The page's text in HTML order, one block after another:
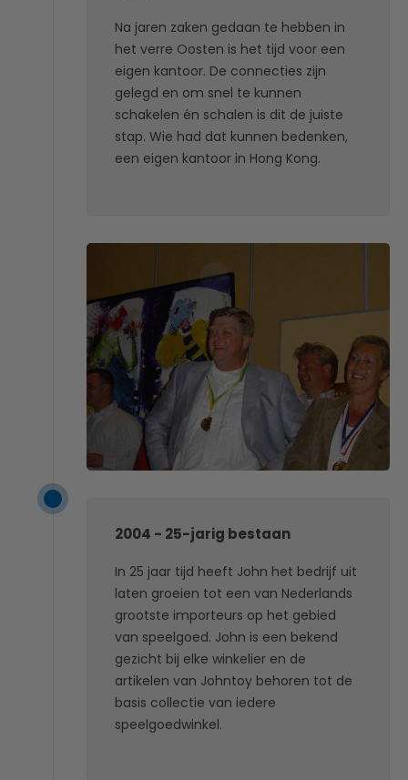
Na jaren zaken gedaan te hebben in
het verre Oosten is het tijd voor een
eigen kantoor. De connecties zijn
gelegd en om snel te kunnen
schakelen én schalen is dit de juiste
stap. Wie had dat kunnen bedenken,
een eigen kantoor in Hong Kong.
2004 - 25-jarig bestaan
In 25 jaar tijd heeft John het bedrijf uit
laten groeien tot een van Nederlands
grootste importeurs op het gebied
van speelgoed. John is een bekend
gezicht bij elke winkelier en de
artikelen van Johntoy behoren tot de
basis collectie van iedere
speelgoedwinkel.